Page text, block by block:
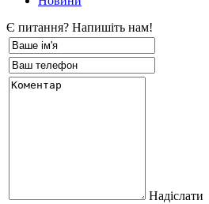
Є питання? Напишіть нам!
Надіслати